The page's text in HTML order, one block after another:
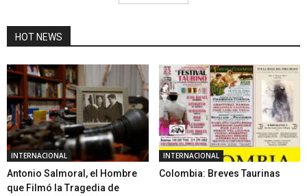
HOT NEWS
INTERNACIONAL
Antonio Salmoral, el Hombre
que Filmó la Tragedia de
INTERNACIONAL
Colombia: Breves Taurinas